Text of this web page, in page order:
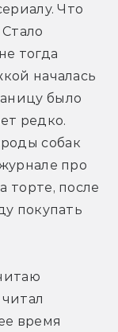
Что
тогда
началась
было
редко.
собак
про
торте, после
покупать
время